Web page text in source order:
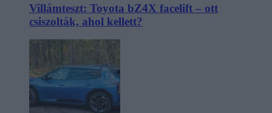
Villámteszt: Toyota bZ4X facelift – ott
csiszolták, ahol kellett?